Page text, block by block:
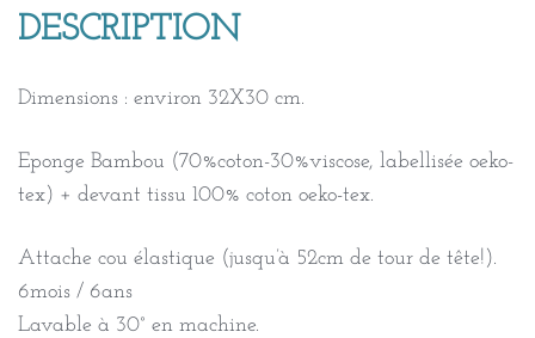
DESCRIPTION
Dimensions : environ 32X30 cm.
Eponge Bambou (70%coton-30%viscose, labellisée oeko-
tex) + devant tissu 100% coton oeko-tex.
Attache cou élastique (jusqu’à 52cm de tour de tête!).
6mois / 6ans
Lavable à 30° en machine.